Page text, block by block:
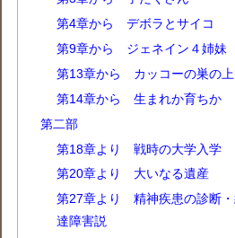
第4章から デボラとサイコ
第9章から ジェネイン４姉妹
第13章から カッコーの巣の
第14章から 生まれか育ちか
第二部
第18章より 戦時の大学入学
第20章より 大いなる遺産
第27章より 精神疾患の診断・
達障害説